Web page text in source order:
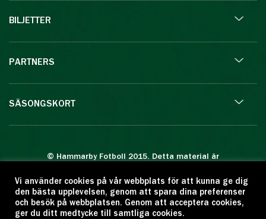
BILJETTER
PARTNERS
SÄSONGSKORT
© Hammarby Fotboll 2015. Detta material är
Eftertryck eller annan kopiering är förbjuden.
Citera oss gärna men ange källan:
www.hammarbyfotboll.se. Ansvarig utgivare:
Vi använder cookies på vår webbplats för att kunna ge dig
den bästa upplevelsen, genom att spara dina preferenser
och besök på webbplatsen. Genom att acceptera cookies,
ger du ditt medtycke till samtliga cookies.